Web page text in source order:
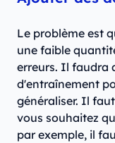
Le problème est
une faible
erreurs. Il faudra
d'entraînement
généraliser. Il
vous souhaitez
par exemple, il